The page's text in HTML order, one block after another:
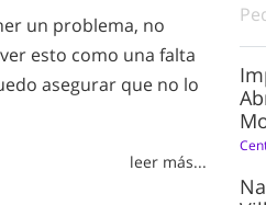
un problema, no
esto como una falta
asegurar que no lo
leer más...